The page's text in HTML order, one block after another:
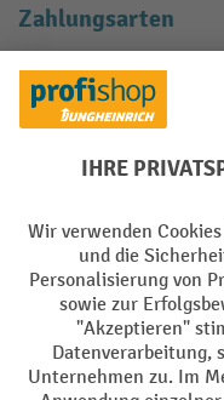
Zahlungsarten
Creditcard (Master)
Facebook
YouTube
LinkedIn
Instagram
AGB Impressum